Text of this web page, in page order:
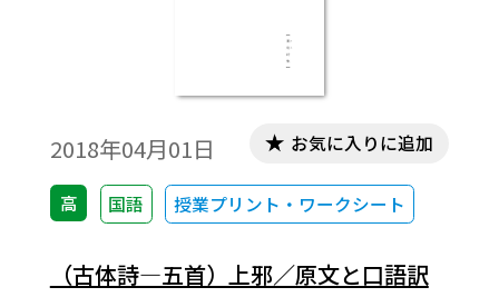
2018年04月01日
高 国語 授業プリント・ワークシート
お気に入りに追加
（古体詩―五首）上邪／原文と口語訳